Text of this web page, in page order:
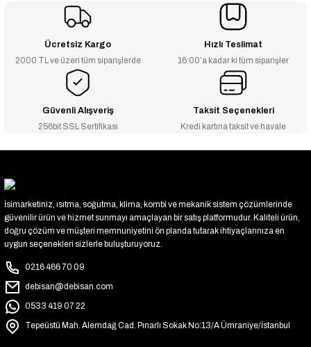
Ücretsiz Kargo
2000 TL ve üzeri tüm siparişlerde
Hızlı Teslimat
16:00’a kadar ki tüm siparişler
Güvenli Alışveriş
256bit SSL Sertifikası
Taksit Seçenekleri
Kredi kartına taksit ve havale
İsimarketiniz, ısıtma, soğutma, klima, kombi ve mekanik sistem çözümlerinde
güvenilir ürün ve hizmet sunmayı amaçlayan bir satış platformudur. Kaliteli ürün,
doğru çözüm ve müşteri memnuniyetini ön planda tutarak ihtiyaçlarınıza en
uygun seçenekleri sizlerle buluşturuyoruz.
0216 466 70 09
debisan@debisan.com
0533 419 07 22
Tepeüstü Mah. Alemdağ Cad. Pınarlı Sokak No:13/A Ümraniye/İstanbul